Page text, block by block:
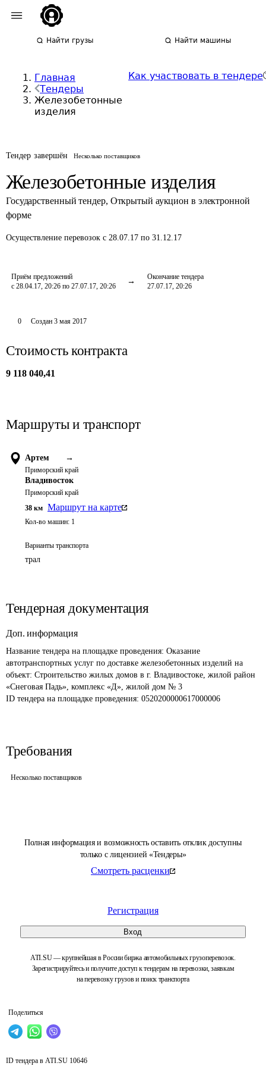
Найти грузы Найти машины
Главная
Тендеры
Железобетонные
изделия
Как участвовать в тендере
Тендер завершён Несколько поставщиков
Железобетонные изделия
Государственный тендер, Открытый аукцион в электронной
форме
Осуществление перевозок с 28.07.17 по 31.12.17
Приём предложений
с 28.04.17, 20:26 по 27.07.17, 20:26
Окончание тендера
27.07.17, 20:26
Полная информация и возможность оставить отклик доступны
только с лицензией «Тендеры»
Смотреть расценки
Регистрация
Вход
ATI.SU — крупнейшая в России биржа автомобильных грузоперевозок.
Зарегистрируйтесь и получите доступ к тендерам на перевозки, заявкам
на перевозку грузов и поиск транспорта
Поделиться
0 Создан 3 мая 2017
Стоимость контракта
9 118 040,41
Маршруты и транспорт
Артем →
Приморский край
Владивосток
Приморский край
38 км Маршрут на карте
Кол-во машин: 1
Варианты транспорта
трал
Тендерная документация
Доп. информация
Название тендера на площадке проведения: Оказание
автотранспортных услуг по доставке железобетонных изделий на
объект: Строительство жилых домов в г. Владивостоке, жилой район
«Снеговая Падь», комплекс «Д», жилой дом № 3
ID тендера на площадке проведения: 0520200000617000006
Требования
Несколько поставщиков
ID тендера в ATI.SU 10646